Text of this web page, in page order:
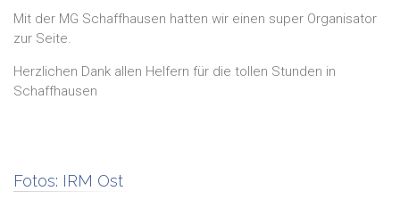
Mit der MG Schaffhausen hatten wir einen super Organisator
zur Seite.
Herzlichen Dank allen Helfern für die tollen Stunden in
Schaffhausen
Fotos: IRM Ost